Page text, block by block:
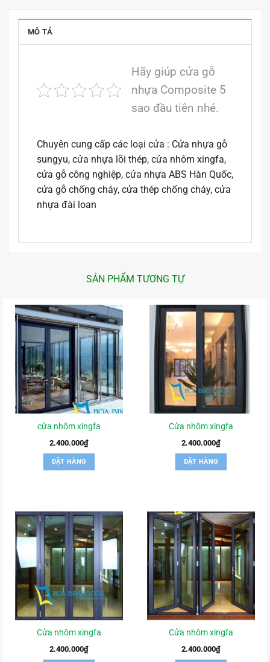
MÔ TẢ
Hãy giúp cửa gỗ
nhựa Composite 5
sao đầu tiên nhé.
Chuyên cung cấp các loại cửa : Cửa nhựa gỗ
sungyu, cửa nhựa lõi thép, cửa nhôm xingfa,
cửa gỗ công nghiệp, cửa nhựa ABS Hàn Quốc,
cửa gỗ chống cháy, cửa thép chống cháy, cửa
nhựa đài loan
SẢN PHẨM TƯƠNG TỰ
cửa nhôm xingfa
2.400.000₫
ĐẶT HÀNG
Cửa nhôm xingfa
2.400.000₫
ĐẶT HÀNG
Cửa nhôm xingfa
2.400.000₫
Cửa nhôm xingfa
2.400.000₫